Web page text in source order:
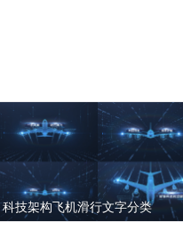
科技架构飞机滑行文字分类